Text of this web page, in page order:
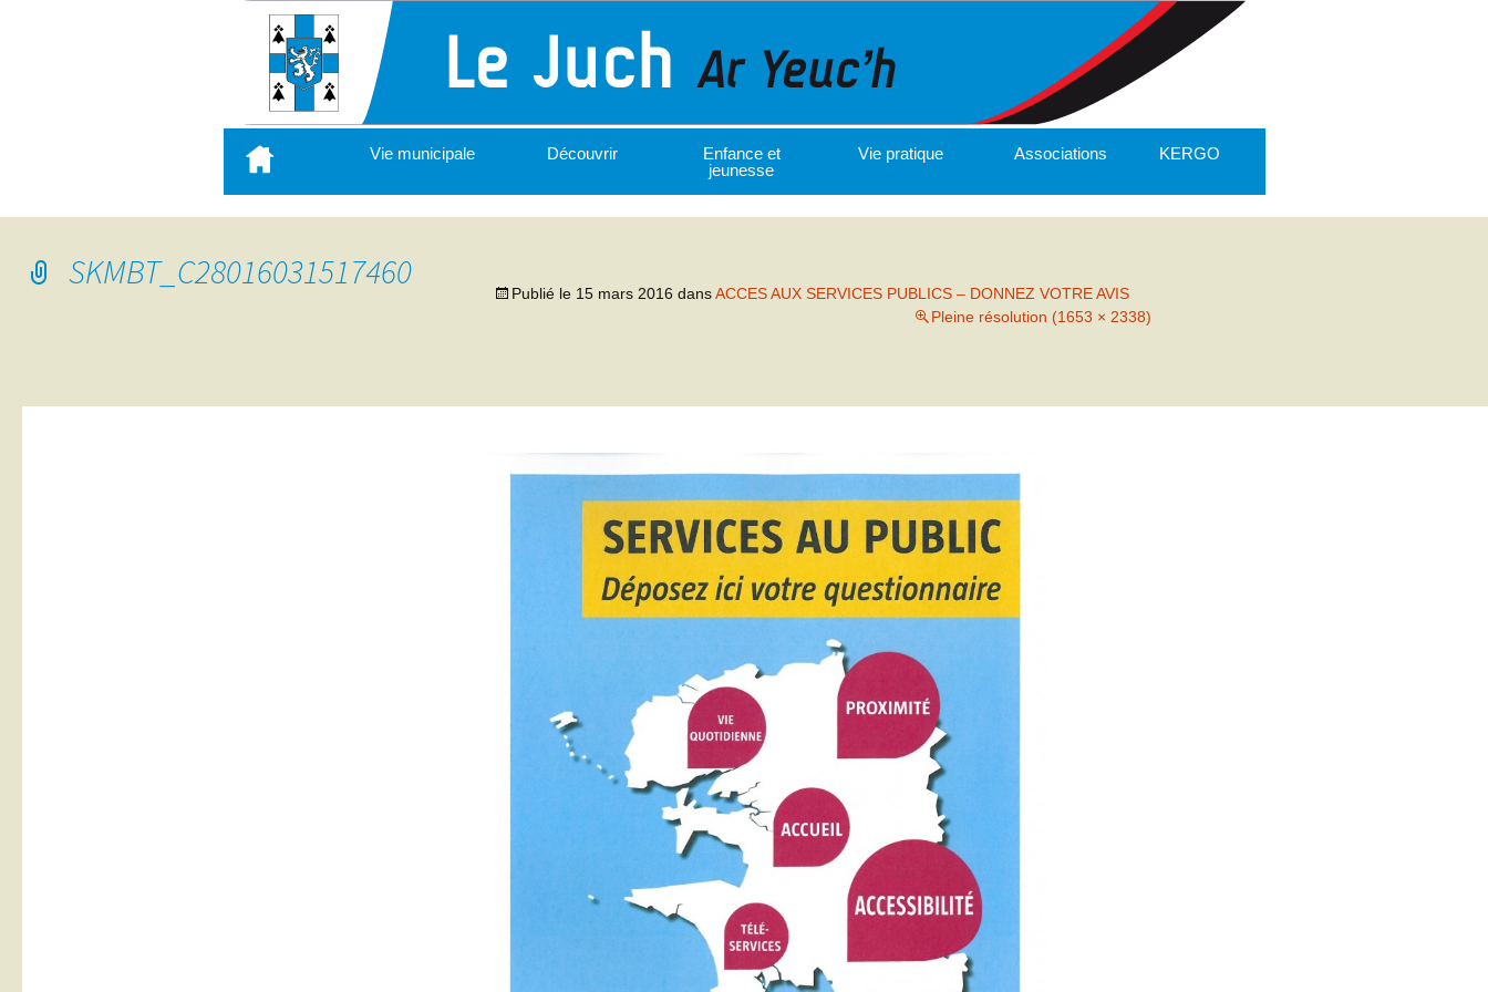
contenu
principal
Vie municipale Découvrir
Enfance et
jeunesse
Vie pratique Associations KERGO
SKMBT_C28016031517460
Publié le 15 mars 2016 dansACCES AUX SERVICES PUBLICS – DONNEZ VOTRE AVIS
Pleine résolution (1653 × 2338)